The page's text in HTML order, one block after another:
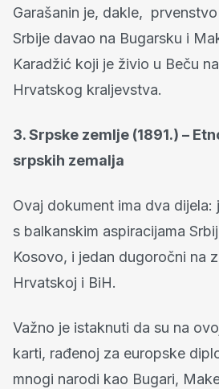
Garašanin je, dakle,
Srbije davao na Bugarsku i
Karadžić koji je živio u Beču
Hrvatskog kraljevstva.
3. Srpske zemlje (1891.) –
srpskih zemalja
Ovaj dokument ima dva dijela:
s balkanskim aspiracijama
Kosovo, i jedan dugoročni na
Hrvatskoj i BiH.
Važno je istaknuti da su na
karti, rađenoj za europske
mnogi narodi kao Bugari,